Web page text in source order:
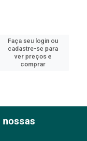
Faça seu login ou
cadastre-se para
ver preços e
comprar
nossas